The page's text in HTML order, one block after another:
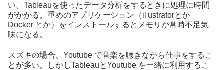
い。Tableauを使ったデータ分析をするときに処理に時間
がかかる。重めのアプリケーション（illustratorとか
Docker とか）をインストールするとメモリが常時不足気
味になる。
スズキの場合、Youtube で音楽を聴きながら仕事をするこ
とが多い。しかしTableauとYoutube を一緒に利用するこ